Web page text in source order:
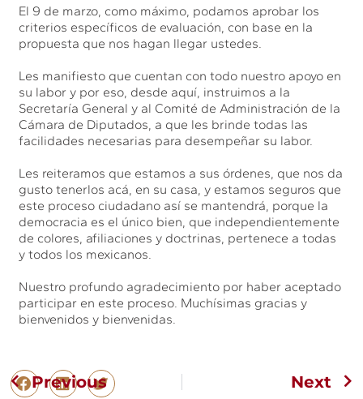
El 9 de marzo, como máximo, podamos aprobar los
criterios específicos de evaluación, con base en la
propuesta que nos hagan llegar ustedes.
Les manifiesto que cuentan con todo nuestro apoyo en
su labor y por eso, desde aquí, instruimos a la
Secretaría General y al Comité de Administración de la
Cámara de Diputados, a que les brinde todas las
facilidades necesarias para desempeñar su labor.
Les reiteramos que estamos a sus órdenes, que nos da
gusto tenerlos acá, en su casa, y estamos seguros que
este proceso ciudadano así se mantendrá, porque la
democracia es el único bien, que independientemente
de colores, afiliaciones y doctrinas, pertenece a todas
y todos los mexicanos.
Nuestro profundo agradecimiento por haber aceptado
participar en este proceso. Muchísimas gracias y
bienvenidos y bienvenidas.
Previous Next